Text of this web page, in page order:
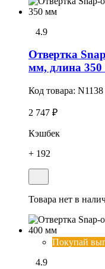
4.9
Отвертка
мм, длина
Код товара: N1138
2 747 ₽
Кэшбек
+ 192
Товара нет в
Покупай
4.9